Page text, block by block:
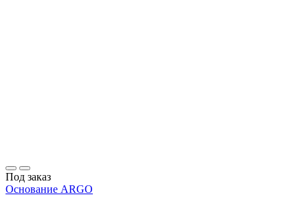
Под заказ
Основание ARGO